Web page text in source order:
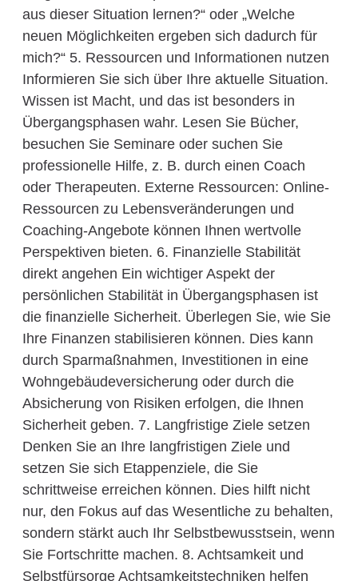
aus dieser Situation lernen?“ oder „Welche
neuen Möglichkeiten ergeben sich dadurch für
mich?“ 5. Ressourcen und Informationen nutzen
Informieren Sie sich über Ihre aktuelle Situation.
Wissen ist Macht, und das ist besonders in
Übergangsphasen wahr. Lesen Sie Bücher,
besuchen Sie Seminare oder suchen Sie
professionelle Hilfe, z. B. durch einen Coach
oder Therapeuten. Externe Ressourcen: Online-
Ressourcen zu Lebensveränderungen und
Coaching-Angebote können Ihnen wertvolle
Perspektiven bieten. 6. Finanzielle Stabilität
direkt angehen Ein wichtiger Aspekt der
persönlichen Stabilität in Übergangsphasen ist
die finanzielle Sicherheit. Überlegen Sie, wie Sie
Ihre Finanzen stabilisieren können. Dies kann
durch Sparmaßnahmen, Investitionen in eine
Wohngebäudeversicherung oder durch die
Absicherung von Risiken erfolgen, die Ihnen
Sicherheit geben. 7. Langfristige Ziele setzen
Denken Sie an Ihre langfristigen Ziele und
setzen Sie sich Etappenziele, die Sie
schrittweise erreichen können. Dies hilft nicht
nur, den Fokus auf das Wesentliche zu behalten,
sondern stärkt auch Ihr Selbstbewusstsein, wenn
Sie Fortschritte machen. 8. Achtsamkeit und
Selbstfürsorge Achtsamkeitstechniken helfen